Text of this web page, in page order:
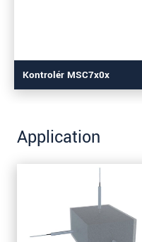
Kontrolér MSC7x0x
Application